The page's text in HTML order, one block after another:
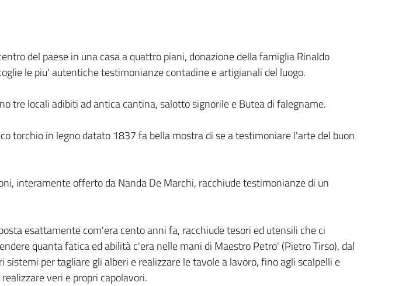
del paese in una casa a quattro piani, donazione della famiglia Rinaldo
le piu' autentiche testimonianze contadine e artigianali del luogo.
tre locali adibiti ad antica cantina, salotto signorile e Butea di falegname.
torchio in legno datato 1837 fa bella mostra di se a testimoniare l'arte del buon
interamente offerto da Nanda De Marchi, racchiude testimonianze di un
esattamente com'era cento anni fa, racchiude tesori ed utensili che ci
quanta fatica ed abilità c'era nelle mani di Maestro Petro' (Pietro Tirso), dal
sistemi per tagliare gli alberi e realizzare le tavole a lavoro, fino agli scalpelli e
veri e propri capolavori.